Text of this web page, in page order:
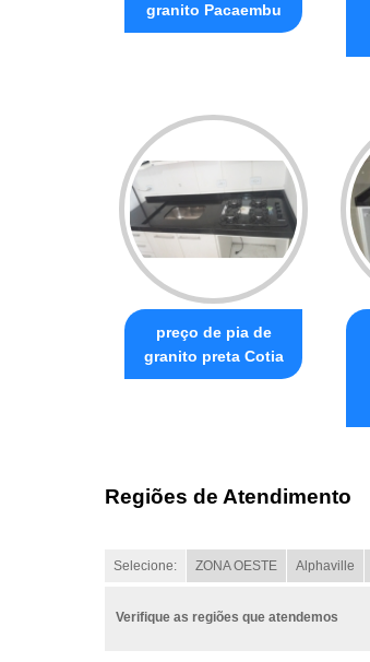
granito Pacaembu
preço de pia de
granito preta Cotia
Regiões de Atendimento
Selecione: ZONA OESTE Alphaville
Verifique as regiões que atendemos